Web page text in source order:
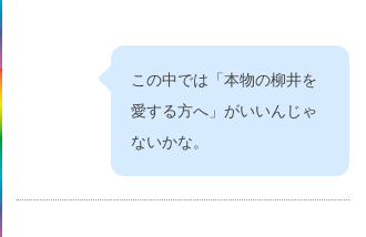
この中では「本物の柳井を
愛する方へ」がいいんじゃ
ないかな。